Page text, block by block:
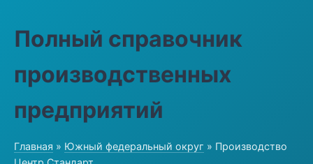
Полный справочник
производственных
предприятий
Главная » Южный федеральный округ » Производство